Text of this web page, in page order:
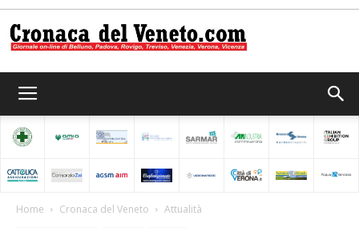
del
Home Cronaca del Veneto Attualità